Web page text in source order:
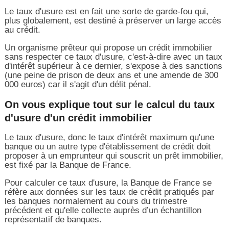
Le taux d'usure est en fait une sorte de garde-fou qui,
plus globalement, est destiné à préserver un large accès
au crédit.
Un organisme prêteur qui propose un crédit immobilier
sans respecter ce taux d'usure, c'est-à-dire avec un taux
d'intérêt supérieur à ce dernier, s'expose à des sanctions
(une peine de prison de deux ans et une amende de 300
000 euros) car il s'agit d'un délit pénal.
On vous explique tout sur le calcul du taux
d'usure d'un crédit immobilier
Le taux d'usure, donc le taux d'intérêt maximum qu'une
banque ou un autre type d'établissement de crédit doit
proposer à un emprunteur qui souscrit un prêt immobilier,
est fixé par la Banque de France.
Pour calculer ce taux d'usure, la Banque de France se
réfère aux données sur les taux de crédit pratiqués par
les banques normalement au cours du trimestre
précédent et qu'elle collecte auprès d’un échantillon
représentatif de banques.